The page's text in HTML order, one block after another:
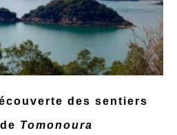
des sentiers
Tomonoura